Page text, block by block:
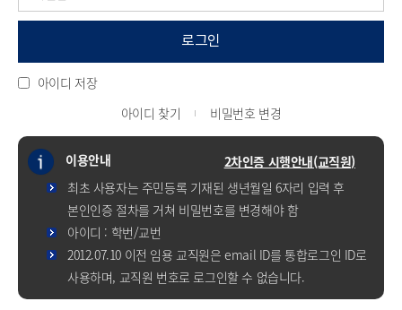
로그인
아이디 저장
아이디 찾기
비밀번호 변경
이용안내
2차인증 시행안내(교직원)
최초 사용자는 주민등록 기재된 생년월일 6자리 입력 후
본인인증 절차를 거쳐 비밀번호를 변경해야 함
아이디 : 학번/교번
2012.07.10 이전 임용 교직원은 email ID를 통합로그인 ID로
사용하며, 교직원 번호로 로그인할 수 없습니다.